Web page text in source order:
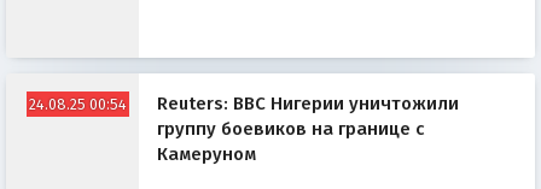
24.08.25 00:54
Reuters: ВВС Нигерии уничтожили
группу боевиков на границе с
Камеруном